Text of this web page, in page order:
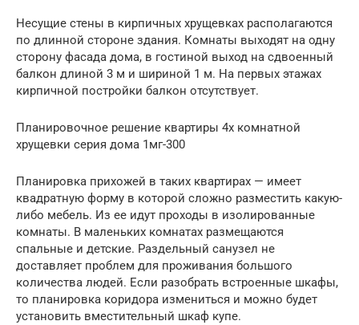
Несущие стены в кирпичных хрущевках располагаются
по длинной стороне здания. Комнаты выходят на одну
сторону фасада дома, в гостиной выход на сдвоенный
балкон длиной 3 м и шириной 1 м. На первых этажах
кирпичной постройки балкон отсутствует.
Планировочное решение квартиры 4х комнатной
хрущевки серия дома 1мг-300
Планировка прихожей в таких квартирах — имеет
квадратную форму в которой сложно разместить какую-
либо мебель. Из ее идут проходы в изолированные
комнаты. В маленьких комнатах размещаются
спальные и детские. Раздельный санузел не
доставляет проблем для проживания большого
количества людей. Если разобрать встроенные шкафы,
то планировка коридора измениться и можно будет
установить вместительный шкаф купе.